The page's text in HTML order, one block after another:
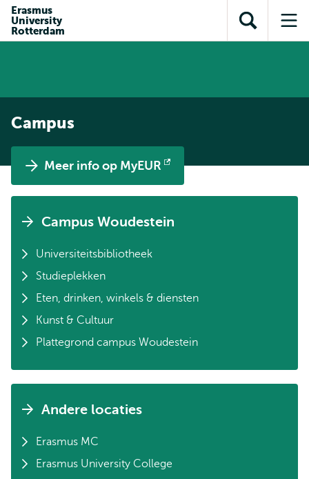
inhoud
Direct naar
subnavigatie
Erasmus
University
Rotterdam
Toon
zoekveld
Campus
Meer info op MyEUR
Opent
Campus Woudestein
Universiteitsbibliotheek
Studieplekken
Eten, drinken, winkels & diensten
Kunst & Cultuur
Plattegrond campus Woudestein
Andere locaties
Erasmus MC
Erasmus University College